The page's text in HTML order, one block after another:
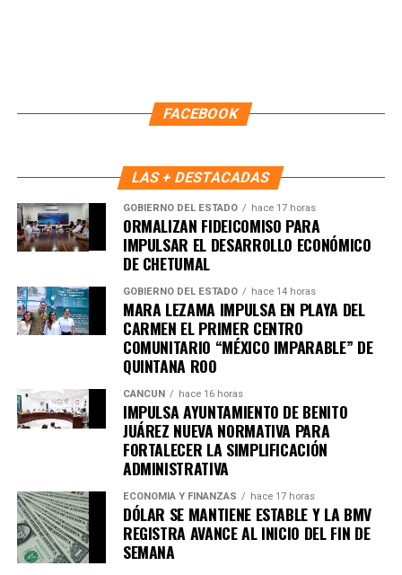
Recibe las noticias al instante
Únete al canal oficial de WhatsApp de
Quinto Podery recibe las noticias más
importantes de Quintana Roo directamente
en tu teléfono.
Unirme al canal de WhatsApp
FACEBOOK
LAS + DESTACADAS
GOBIERNO DEL ESTADO hace 17 horas
ORMALIZAN FIDEICOMISO PARA
IMPULSAR EL DESARROLLO ECONÓMICO
DE CHETUMAL
GOBIERNO DEL ESTADO hace 14 horas
MARA LEZAMA IMPULSA EN PLAYA DEL
CARMEN EL PRIMER CENTRO
COMUNITARIO “MÉXICO IMPARABLE” DE
QUINTANA ROO
CANCÚN hace 16 horas
IMPULSA AYUNTAMIENTO DE BENITO
JUÁREZ NUEVA NORMATIVA PARA
FORTALECER LA SIMPLIFICACIÓN
ADMINISTRATIVA
ECONOMÍA Y FINANZAS hace 17 horas
DÓLAR SE MANTIENE ESTABLE Y LA BMV
REGISTRA AVANCE AL INICIO DEL FIN DE
SEMANA